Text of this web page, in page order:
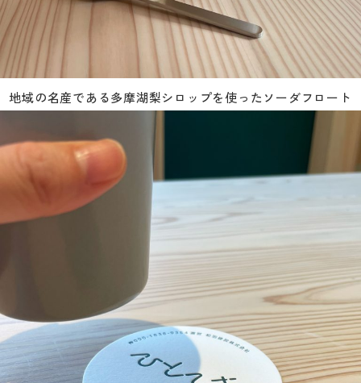
地域の名産である多摩湖梨シロップを使ったソーダフロート